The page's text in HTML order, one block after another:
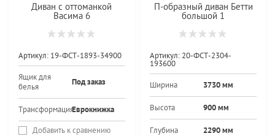
Диван с оттоманкой
Васима 6
Артикул: 19-ФСТ-1893-34900
Ящик для
белья
Под заказ
ТрансформацияЕврокнижка
Добавить к сравнению
П-образный диван Бетти
большой 1
Артикул: 20-ФСТ-2304-
193600
Ширина 3730 мм
Высота 900 мм
Глубина 2290 мм